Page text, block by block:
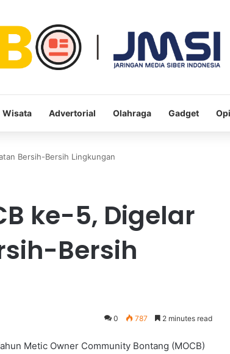
Wisata Advertorial Olahraga Gadget
Bersih-Bersih Lingkungan
ke-5, Digelar
Bersih
0 787 2 minutes read
Metic Owner Community Bontang (MOCB)